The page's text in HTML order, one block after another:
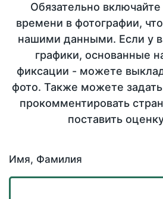
Обязательно
времени в фотографии,
нашими данными. Если у
графики, основанные
фиксации - можете
фото. Также можете
прокомментировать
поставить
Имя, Фамилия